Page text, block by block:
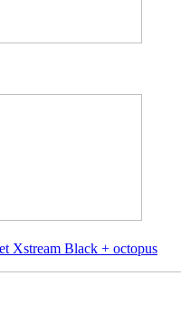
Xstream Black + octopus